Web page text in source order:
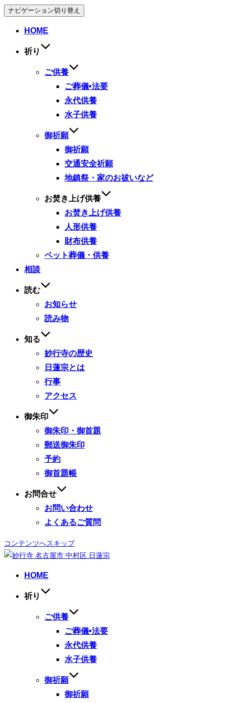
ナビゲーション切り替え
HOME
祈り
ご供養
ご葬儀•法要
永代供養
水子供養
御祈願
御祈願
交通安全祈願
地鎮祭・家のお祓いなど
お焚き上げ供養
お焚き上げ供養
人形供養
財布供養
ペット葬儀・供養
相談
読む
お知らせ
読み物
知る
妙行寺の歴史
日蓮宗とは
行事
アクセス
御朱印
御朱印・御首題
郵送御朱印
予約
御首題帳
お問合せ
お問い合わせ
よくあるご質問
コンテンツへスキップ
HOME
祈り
ご供養
ご葬儀•法要
永代供養
水子供養
御祈願
御祈願